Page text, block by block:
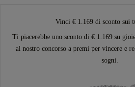
Vinci € 1.169 di sconto sui
Ti piacerebbe uno sconto di € 1.169 su
al nostro concorso a premi per vincere e
sogni.